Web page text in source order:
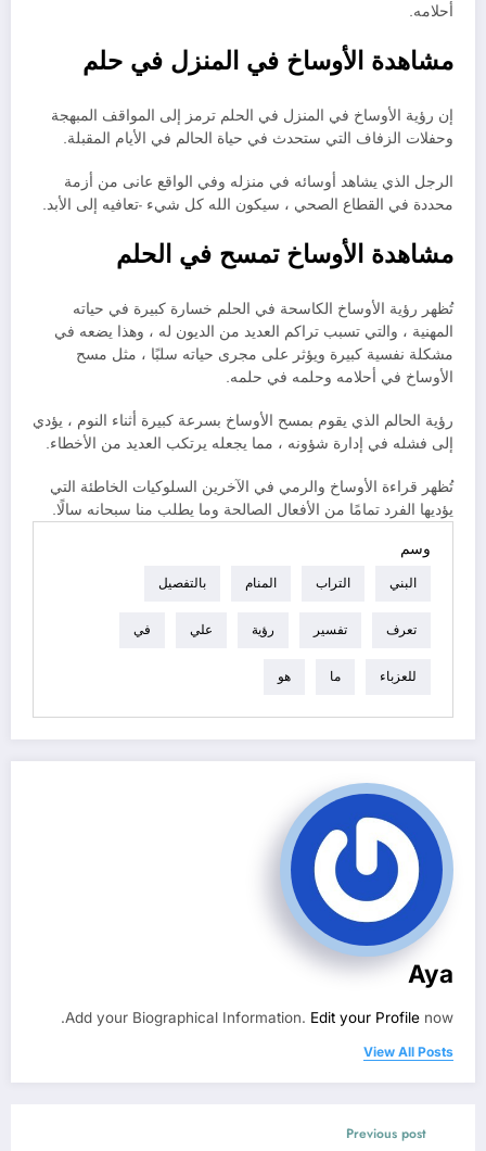
أحلامه.
مشاهدة الأوساخ في المنزل في حلم
إن رؤية الأوساخ في المنزل في الحلم ترمز إلى المواقف المبهجة
وحفلات الزفاف التي ستحدث في حياة الحالم في الأيام المقبلة.
الرجل الذي يشاهد أوسائه في منزله وفي الواقع عانى من أزمة
محددة في القطاع الصحي ، سيكون الله كل شيء -تعافيه إلى الأبد.
مشاهدة الأوساخ تمسح في الحلم
تُظهر رؤية الأوساخ الكاسحة في الحلم خسارة كبيرة في حياته
المهنية ، والتي تسبب تراكم العديد من الديون له ، وهذا يضعه في
مشكلة نفسية كبيرة ويؤثر على مجرى حياته سلبًا ، مثل مسح
الأوساخ في أحلامه وحلمه في حلمه.
رؤية الحالم الذي يقوم بمسح الأوساخ بسرعة كبيرة أثناء النوم ، يؤدي
إلى فشله في إدارة شؤونه ، مما يجعله يرتكب العديد من الأخطاء.
تُظهر قراءة الأوساخ والرمي في الآخرين السلوكيات الخاطئة التي
يؤديها الفرد تمامًا من الأفعال الصالحة وما يطلب منا سبحانه سالًا.
وسم
البني التراب المنام بالتفصيل
تعرف تفسير رؤية علي في
للعزباء ما هو
Aya
Add your Biographical Information. Edit your Profile now.
View All Posts
Previous post